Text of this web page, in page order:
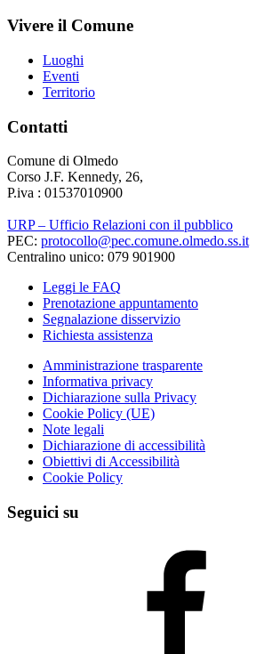
Vivere il Comune
Luoghi
Eventi
Territorio
Contatti
Comune di Olmedo
Corso J.F. Kennedy, 26,
P.iva : 01537010900
URP – Ufficio Relazioni con il pubblico
PEC: protocollo@pec.comune.olmedo.ss.it
Centralino unico: 079 901900
Leggi le FAQ
Prenotazione appuntamento
Segnalazione disservizio
Richiesta assistenza
Amministrazione trasparente
Informativa privacy
Dichiarazione sulla Privacy
Cookie Policy (UE)
Note legali
Dichiarazione di accessibilità
Obiettivi di Accessibilità
Cookie Policy
Seguici su